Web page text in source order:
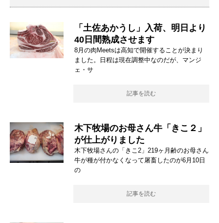
「土佐あかうし」入荷、明日より
40日間熟成させます
8月の肉Meetsは高知で開催することが決まり
ました。日程は現在調整中なのだが、マンジ
ェ・サ
記事を読む
木下牧場のお母さん牛「きこ２」
が仕上がりました
木下牧場さんの「きこ2」219ヶ月齢のお母さん
牛が種が付かなくなって屠畜したのが6月10日
の
記事を読む